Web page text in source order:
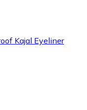
Kajal Eyeliner